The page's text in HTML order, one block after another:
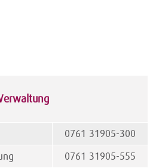
0761 31905-300
0761 31905-555